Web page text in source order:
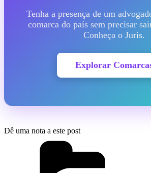
Tenha a presença de um
comarca do país sem precisar
Conheça o Juris.
Explorar
Dê uma nota a este post